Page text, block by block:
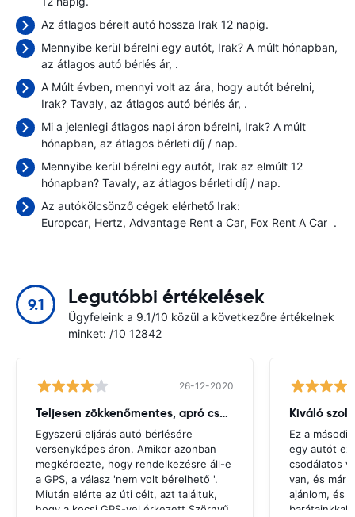
Az átlagos bérelt autó hossza Irak 12 napig.
Mennyibe kerül bérelni egy autót, Irak? A múlt hónapban,
az átlagos autó bérlés ár, .
A Múlt évben, mennyi volt az ára, hogy autót bérelni,
Irak? Tavaly, az átlagos autó bérlés ár, .
Mi a jelenlegi átlagos napi áron bérelni, Irak? A múlt
hónapban, az átlagos bérleti díj / nap.
Mennyibe kerül bérelni egy autót, Irak az elmúlt 12
hónapban? Tavaly, az átlagos bérleti díj / nap.
Az autókölcsönző cégek elérhető Irak:
Europcar Hertz Advantage Rent a Car Fox Rent A Car .
9.1 Legutóbbi értékelések
Ügyfeleink a 9.1/10 közül a következőre értékelnek
minket: /10 12842
26-12-2020
Teljesen zökkenőmentes, apró csuklás
Egyszerű eljárás autó bérlésére
versenyképes áron. Amikor azonban
megkérdezte, hogy rendelkezésre áll-e
a GPS, a válasz 'nem volt bérelhető '.
Miután elérte az úti célt, azt találtuk,
hogy a kocsi GPS-vel érkezett.Szörnyű
Kiváló
Ez a
egy autót
csodálatos
van, és már
ajánlom, és
barátainkkal